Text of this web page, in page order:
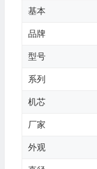
基本
品牌
型号
系列
机芯
厂家
外观